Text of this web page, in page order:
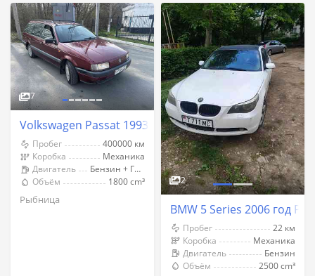
7
Volkswagen Passat 1993 год Рыбница
Пробег
400000 км
Коробка
Механика
Двигатель
Бензин + Газ (Метан)
Объём
1800 cm³
Рыбница
2
BMW 5 Series 2006 год
Пробег
22 км
Коробка
Механика
Двигатель
Бензин
Объём
2500 cm³